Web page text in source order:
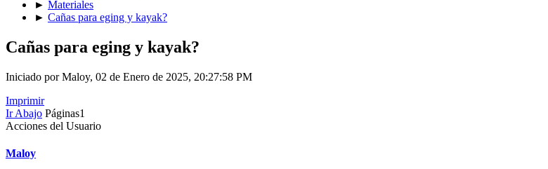
► Materiales
► Cañas para eging y kayak?
Cañas para eging y kayak?
Iniciado por Maloy, 02 de Enero de 2025, 20:27:58 PM
Imprimir
Ir Abajo Páginas1
Acciones del Usuario
Maloy